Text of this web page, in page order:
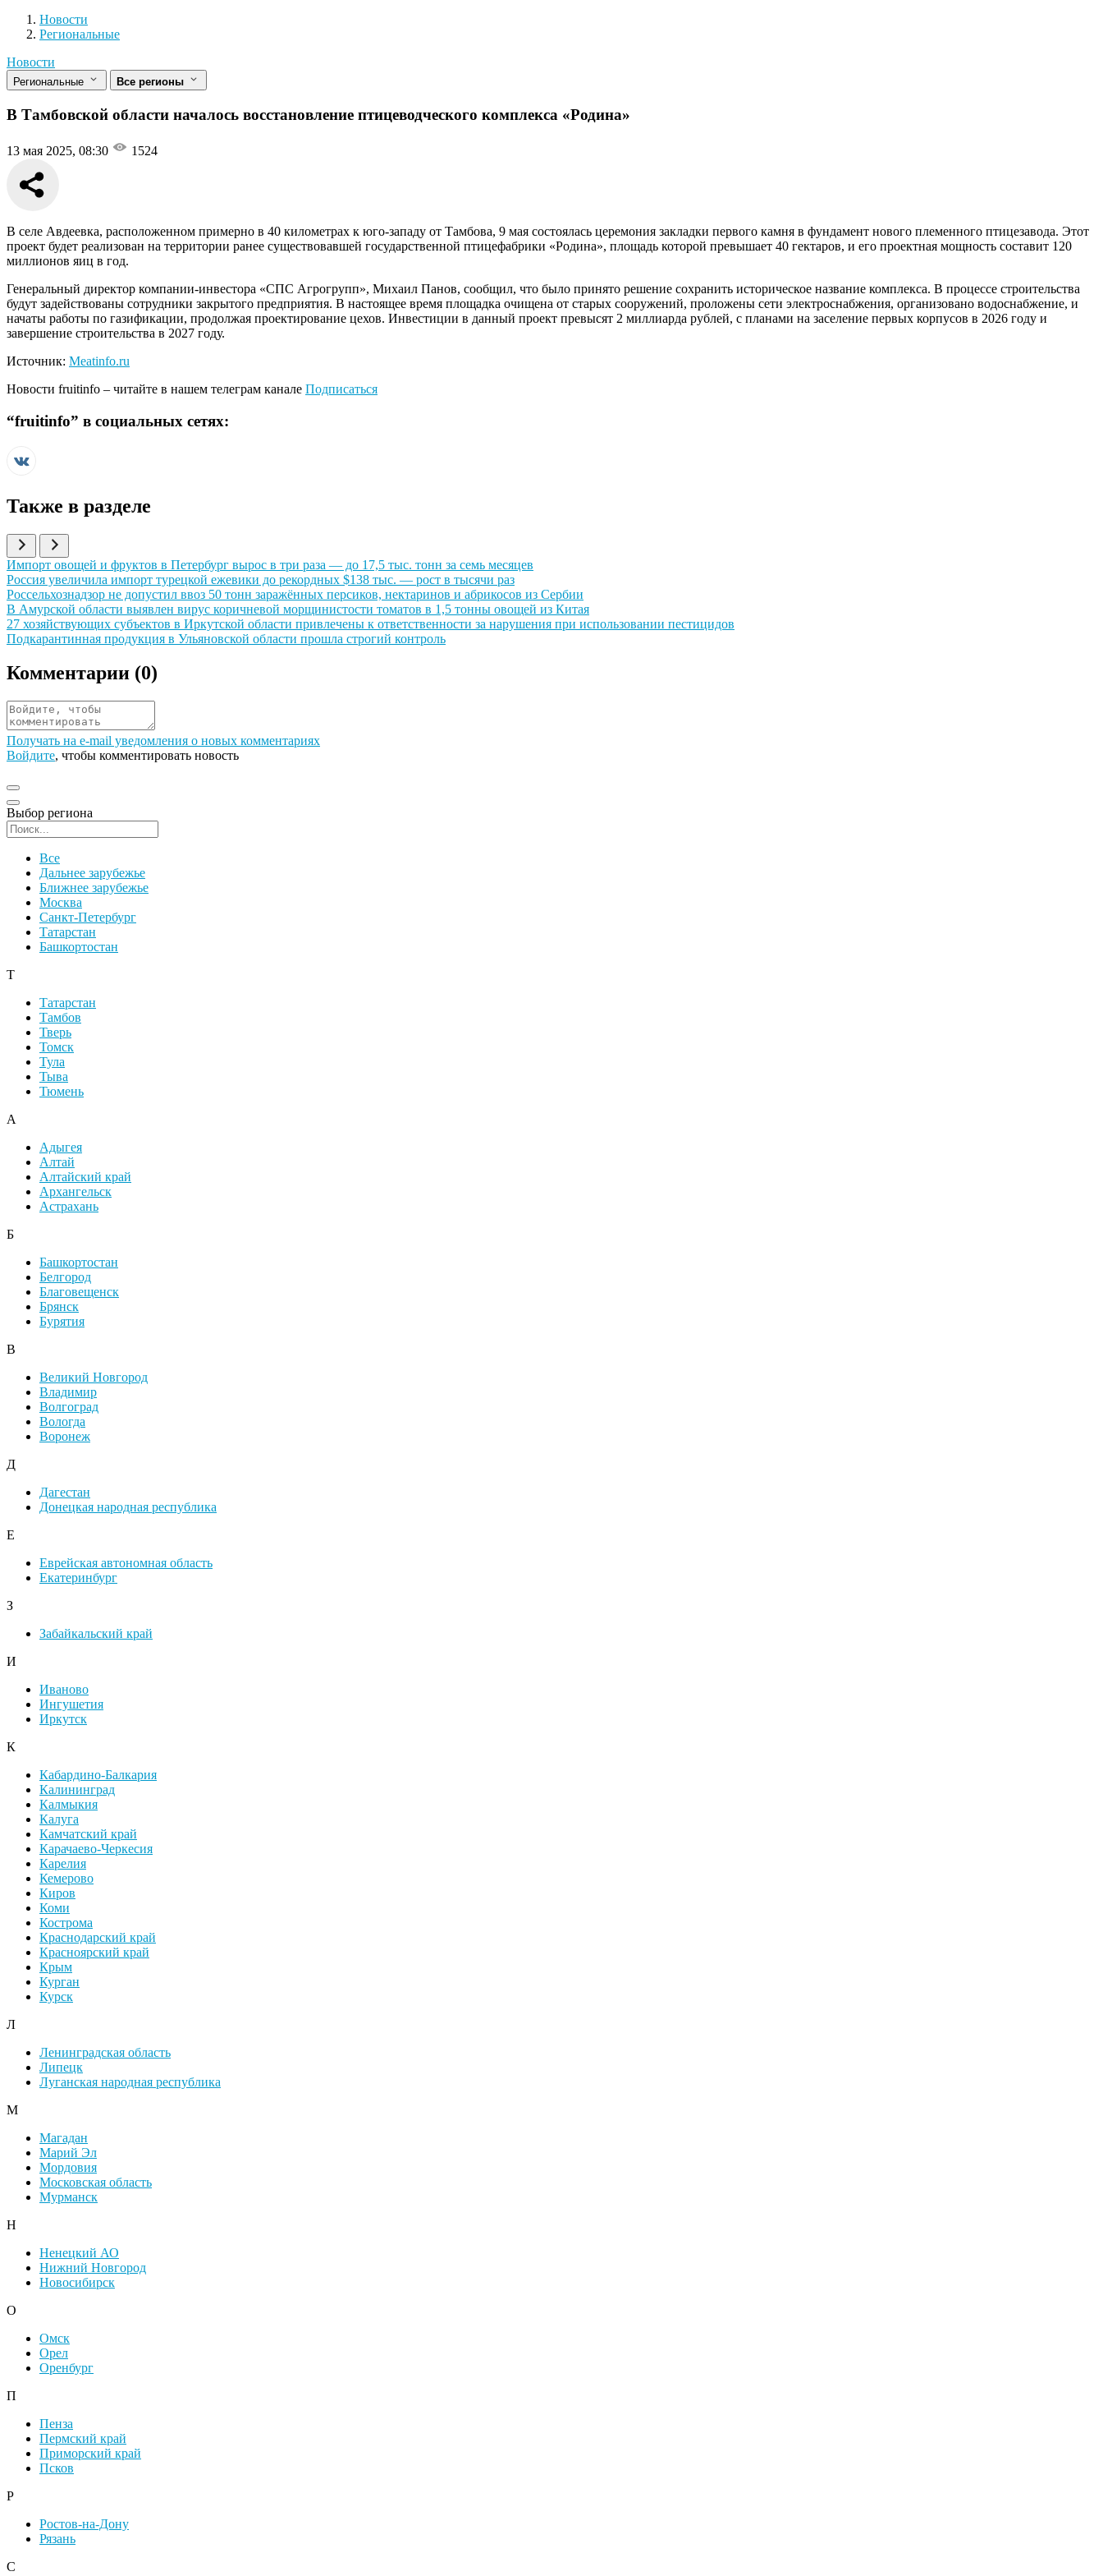
Новости
Разделы
Новости
Региональные
Новости
Региональные Все регионы
В Тамбовской области началось восстановление птицеводческого комплекса «Родина»
13 мая 2025, 08:30 1524
В селе Авдеевка, расположенном примерно в 40 километрах к юго-западу от Тамбова, 9 мая состоялась церемония закладки первого камня в фундамент нового племенного птицезавода. Этот
проект будет реализован на территории ранее существовавшей государственной птицефабрики «Родина», площадь которой превышает 40 гектаров, и его проектная мощность составит 120
миллионов яиц в год.
Генеральный директор компании-инвестора «СПС Агрогрупп», Михаил Панов, сообщил, что было принято решение сохранить историческое название комплекса. В процессе строительства
будут задействованы сотрудники закрытого предприятия. В настоящее время площадка очищена от старых сооружений, проложены сети электроснабжения, организовано водоснабжение, и
начаты работы по газификации, продолжая проектирование цехов. Инвестиции в данный проект превысят 2 миллиарда рублей, с планами на заселение первых корпусов в 2026 году и
завершение строительства в 2027 году.
Источник: Meatinfo.ru
Новости fruitinfo – читайте в нашем телеграм канале Подписаться
“fruitinfo” в социальных сетях:
Также в разделе
Иллюстрация новости
Импорт овощей и фруктов в Петербург вырос в три раза — до 17,5 тыс. тонн за семь месяцев
Иллюстрация новости
Россия увеличила импорт турецкой ежевики до рекордных $138 тыс. — рост в тысячи раз
Иллюстрация новости
Россельхознадзор не допустил ввоз 50 тонн заражённых персиков, нектаринов и абрикосов из Сербии
Иллюстрация новости
В Амурской области выявлен вирус коричневой морщинистости томатов в 1,5 тонны овощей из Китая
Иллюстрация новости
27 хозяйствующих субъектов в Иркутской области привлечены к ответственности за нарушения при использовании пестицидов
Иллюстрация новости
Подкарантинная продукция в Ульяновской области прошла строгий контроль
Комментарии (0)
Получать на e‑mail уведомления о новых комментариях
Войдите, чтобы комментировать новость
Выбор региона
Все
Дальнее зарубежье
Ближнее зарубежье
Москва
Санкт-Петербург
Татарстан
Башкортостан
Т
Татарстан
Тамбов
Тверь
Томск
Тула
Тыва
Тюмень
А
Адыгея
Алтай
Алтайский край
Архангельск
Астрахань
Б
Башкортостан
Белгород
Благовещенск
Брянск
Бурятия
В
Великий Новгород
Владимир
Волгоград
Вологда
Воронеж
Д
Дагестан
Донецкая народная республика
Е
Еврейская автономная область
Екатеринбург
З
Забайкальский край
И
Иваново
Ингушетия
Иркутск
К
Кабардино-Балкария
Калининград
Калмыкия
Калуга
Камчатский край
Карачаево-Черкесия
Карелия
Кемерово
Киров
Коми
Кострома
Краснодарский край
Красноярский край
Крым
Курган
Курск
Л
Ленинградская область
Липецк
Луганская народная республика
М
Магадан
Марий Эл
Мордовия
Московская область
Мурманск
Н
Ненецкий АО
Нижний Новгород
Новосибирск
О
Омск
Орел
Оренбург
П
Пенза
Пермский край
Приморский край
Псков
Р
Ростов-на-Дону
Рязань
С